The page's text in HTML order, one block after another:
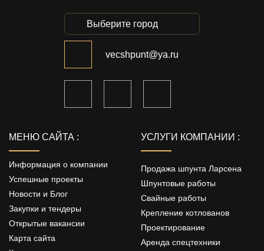
Выберите город
vecshpunt@ya.ru
МЕНЮ САЙТА :
Информация о компании
Успешные проекты
Новости и Блог
Закупки и тендеры
Открытые вакансии
Карта сайта
УСЛУГИ КОМПАНИИ :
Продажа шпунта Ларсена
Шпунтовые работы
Свайные работы
Крепление котлованов
Проектирование
Аренда спецтехники